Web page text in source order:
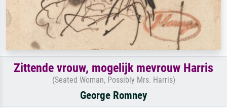
Zittende vrouw, mogelijk mevrouw Harris
(Seated Woman, Possibly Mrs. Harris)
George Romney